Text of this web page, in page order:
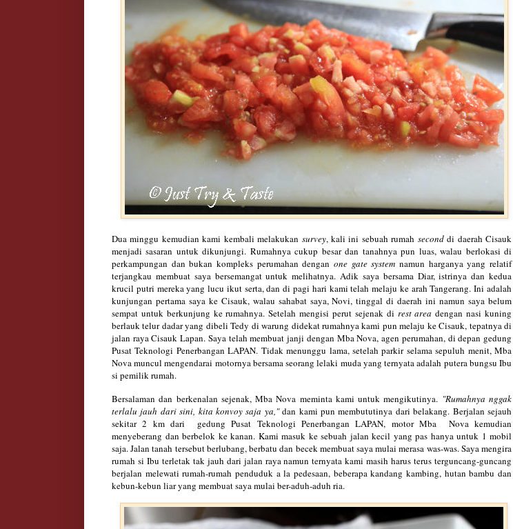
Dua minggu kemudian kami kembali melakukan survey,kali ini sebuah rumah seconddi daerah Cisauk
menjadi sasaran untuk dikunjungi. Rumahnya cukup besar dan tanahnya pun luas,walau berlokasi di
perkampungan dan bukan kompleks perumahan dengan one gate system namun harganya yang relatif
terjangkau membuat saya bersemangat untuk melihatnya.Adik saya bersama Diar, istrinya dan kedua
krucil putri mereka yang lucu ikut serta, dan dipagi hari kami telah melaju ke arah Tangerang. Ini adalah
kunjungan pertama sayake Cisauk, walau sahabat saya, Novi, tinggaldi daerah ini namun saya belum
sempat untuk berkunjung ke rumahnya. Setelah mengisi perut sejenak di rest area dengan nasi kuning
berlauk telur dadaryang dibeli Tedy di warung didekat rumahnya kami pun melaju keCisauk, tepatnya di
jalan raya Cisauk Lapan. Saya telah membuat janji dengan Mba Nova, agen perumahan, di depan gedung
Pusat Teknologi Penerbangan LAPAN. Tidak menunggu lama,setelah parkir selamasepuluh menit, Mba
Novamunculmengendarai motornya bersamaseorang lelaki muda yang ternyataadalah putera bungsu Ibu
si pemilikrumah.
Bersalaman dan berkenalan sejenak, Mba Nova meminta kami untuk mengikutinya. "Rumahnya nggak
terlalu jauh dari sini, kita konvoy saja ya,"dan kami pun membututinya dari belakang. Berjalan sejauh
sekitar 2 km dari gedung Pusat Teknologi Penerbangan LAPAN, motor Mba Nova kemudian
menyeberang dan berbelok ke kanan. Kami masuk ke sebuah jalan kecil yang pas hanya untuk 1 mobil
saja. Jalan tanah tersebut berlubang, berbatu dan becek membuat saya mulai merasa was-was.Saya mengira
rumah si Ibu terletak tak jauh dari jalan raya namun ternyata kami masih harusterus terguncang-guncang
berjalan melewati rumah-rumahpenduduk a la pedesaan, beberapakandang kambing, hutan bambu dan
kebun-kebun liar yang membuatsaya mulai ber-aduh-aduh ria.